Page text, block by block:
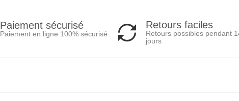
Paiement sécurisé
Paiement en ligne 100% sécurisé
Retours faciles
Retours possibles pendant
jours